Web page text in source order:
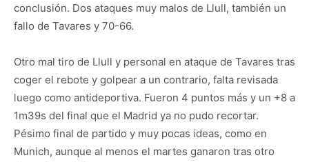
conclusión. Dos ataques muy malos de Llull, también un
fallo de Tavares y 70-66.
Otro mal tiro de Llull y personal en ataque de Tavares tras
coger el rebote y golpear a un contrario, falta revisada
luego como antideportiva. Fueron 4 puntos más y un +8 a
1m39s del final que el Madrid ya no pudo recortar.
Pésimo final de partido y muy pocas ideas, como en
Munich, aunque al menos el martes ganaron tras otro